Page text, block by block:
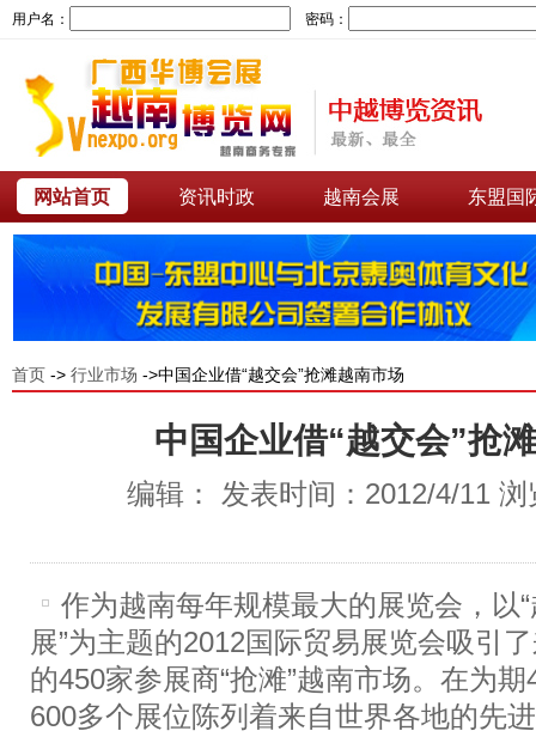
用户名： 密码：
网站首页 资讯时政 越南会展 东盟国
首页 -> 行业市场 ->中国企业借“越交会”抢滩越南市场
中国企业借“越交会”抢
编辑： 发表时间：2012/4/11
作为越南每年规模最大的展览会，
展”为主题的2012国际贸易展览会吸引
的450家参展商“抢滩”越南市场。在为
600多个展位陈列着来自世界各地的先